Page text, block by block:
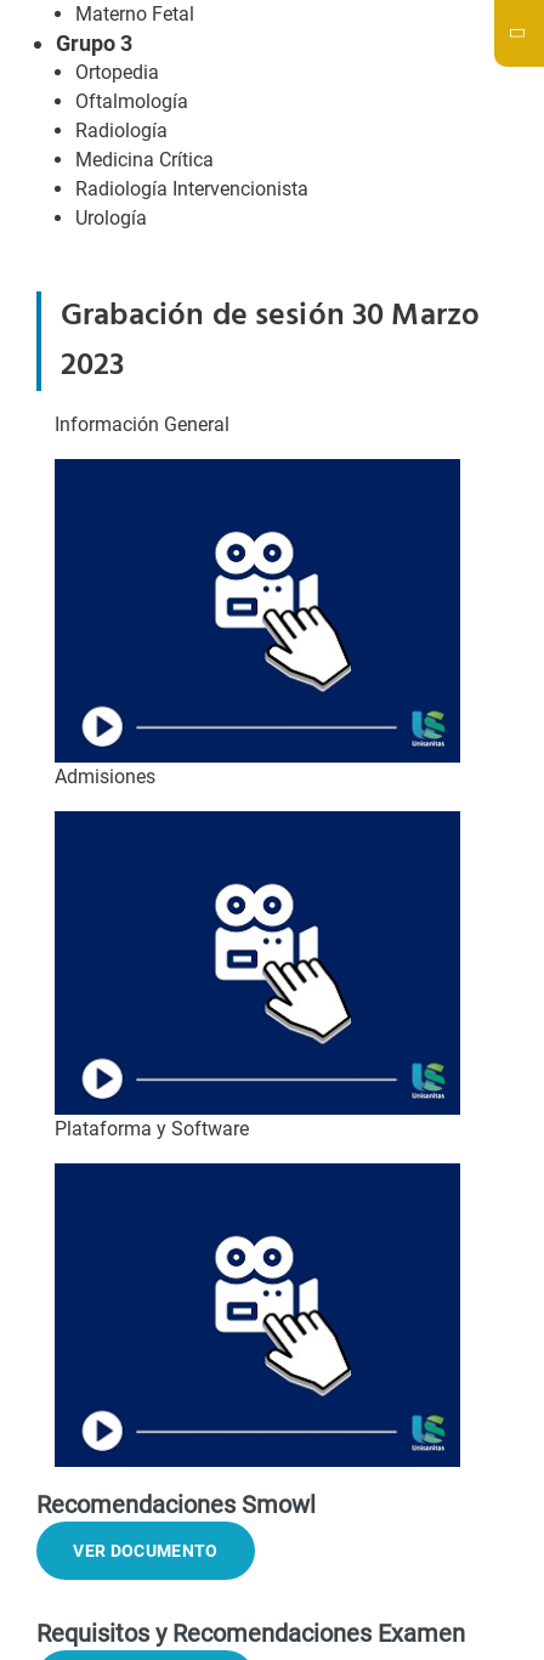
Materno Fetal
Grupo 3
Ortopedia
Oftalmología
Radiología
Medicina Crítica
Radiología Intervencionista
Urología
Grabación de sesión 30 Marzo
2023
Información General
Admisiones
Plataforma y Software
Recomendaciones Smowl
VER DOCUMENTO
Requisitos y Recomendaciones Examen